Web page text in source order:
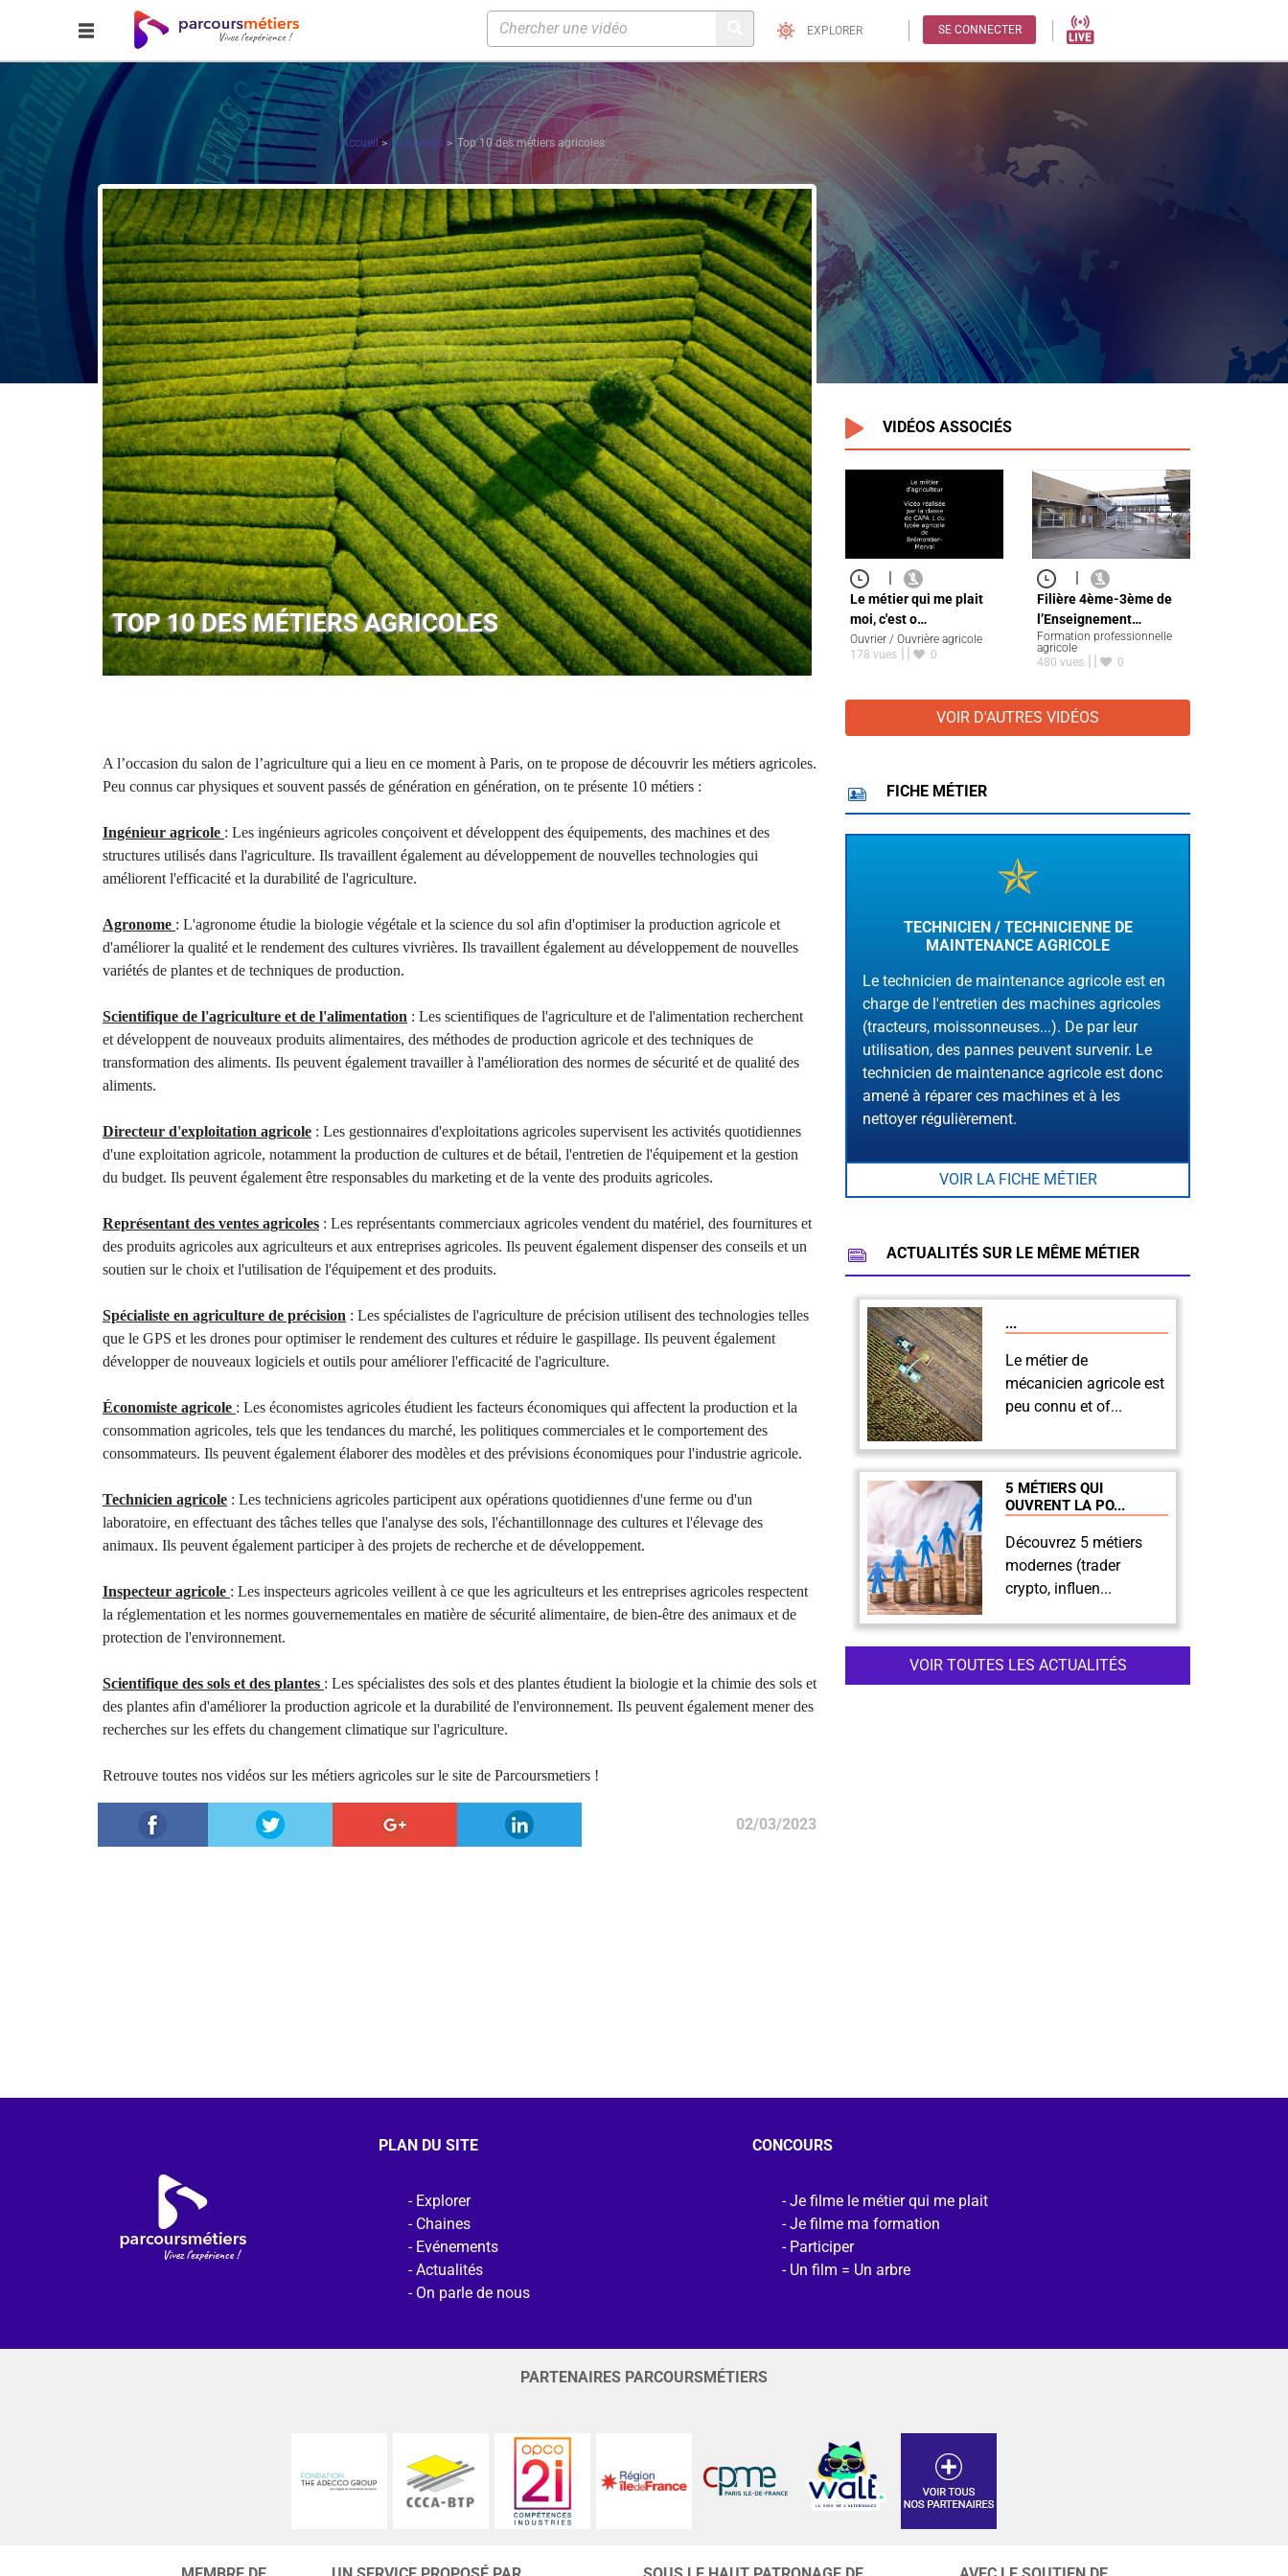
EXPLORER SE CONNECTER
Accueil Actualités Top 10 des métiers agricoles
TOP 10 DES MÉTIERS AGRICOLES
A l’occasion du salon de l’agriculture qui a lieu en ce moment à Paris, on te propose de découvrir les métiers agricoles.
Peu connus car physiques et souvent passés de génération en génération, on te présente 10 métiers :
Ingénieur agricole : Les ingénieurs agricoles conçoivent et développent des équipements, des machines et des
structures utilisés dans l'agriculture. Ils travaillent également au développement de nouvelles technologies qui
améliorent l'efficacité et la durabilité de l'agriculture.
Agronome : L'agronome étudie la biologie végétale et la science du sol afin d'optimiser la production agricole et
d'améliorer la qualité et le rendement des cultures vivrières. Ils travaillent également au développement de nouvelles
variétés de plantes et de techniques de production.
Scientifique de l'agriculture et de l'alimentation : Les scientifiques de l'agriculture et de l'alimentation recherchent
et développent de nouveaux produits alimentaires, des méthodes de production agricole et des techniques de
transformation des aliments. Ils peuvent également travailler à l'amélioration des normes de sécurité et de qualité des
aliments.
Directeur d'exploitation agricole : Les gestionnaires d'exploitations agricoles supervisent les activités quotidiennes
d'une exploitation agricole, notamment la production de cultures et de bétail, l'entretien de l'équipement et la gestion
du budget. Ils peuvent également être responsables du marketing et de la vente des produits agricoles.
Représentant des ventes agricoles : Les représentants commerciaux agricoles vendent du matériel, des fournitures et
des produits agricoles aux agriculteurs et aux entreprises agricoles. Ils peuvent également dispenser des conseils et un
soutien sur le choix et l'utilisation de l'équipement et des produits.
Spécialiste en agriculture de précision : Les spécialistes de l'agriculture de précision utilisent des technologies telles
que le GPS et les drones pour optimiser le rendement des cultures et réduire le gaspillage. Ils peuvent également
développer de nouveaux logiciels et outils pour améliorer l'efficacité de l'agriculture.
Économiste agricole : Les économistes agricoles étudient les facteurs économiques qui affectent la production et la
consommation agricoles, tels que les tendances du marché, les politiques commerciales et le comportement des
consommateurs. Ils peuvent également élaborer des modèles et des prévisions économiques pour l'industrie agricole.
Technicien agricole : Les techniciens agricoles participent aux opérations quotidiennes d'une ferme ou d'un
laboratoire, en effectuant des tâches telles que l'analyse des sols, l'échantillonnage des cultures et l'élevage des
animaux. Ils peuvent également participer à des projets de recherche et de développement.
Inspecteur agricole : Les inspecteurs agricoles veillent à ce que les agriculteurs et les entreprises agricoles respectent
la réglementation et les normes gouvernementales en matière de sécurité alimentaire, de bien-être des animaux et de
protection de l'environnement.
Scientifique des sols et des plantes : Les spécialistes des sols et des plantes étudient la biologie et la chimie des sols et
des plantes afin d'améliorer la production agricole et la durabilité de l'environnement. Ils peuvent également mener des
recherches sur les effets du changement climatique sur l'agriculture.
Retrouve toutes nos vidéos sur les métiers agricoles sur le site de Parcoursmetiers !
02/03/2023
VIDÉOS ASSOCIÉS
|
Le métier qui me plait
moi, c'est o…
Ouvrier / Ouvrière agricole
178 vues
0
|
Filière 4ème-3ème de
l’Enseignement…
Formation professionnelle
agricole
480 vues
0
VOIR D'AUTRES VIDÉOS
FICHE MÉTIER
TECHNICIEN / TECHNICIENNE DE
MAINTENANCE AGRICOLE
Le technicien de maintenance agricole est en
charge de l'entretien des machines agricoles
(tracteurs, moissonneuses...). De par leur
utilisation, des pannes peuvent survenir. Le
technicien de maintenance agricole est donc
amené à réparer ces machines et à les
nettoyer régulièrement.
VOIR LA FICHE MÉTIER
ACTUALITÉS SUR LE MÊME MÉTIER
...
Le métier de
mécanicien agricole est
peu connu et of...
5 MÉTIERS QUI
OUVRENT LA PO...
Découvrez 5 métiers
modernes (trader
crypto, influen...
VOIR TOUTES LES ACTUALITÉS
PLAN DU SITE
Explorer
Chaines
Evénements
Actualités
On parle de nous
CONCOURS
Je filme le métier qui me plait
Je filme ma formation
Participer
Un film = Un arbre
PARTENAIRES PARCOURSMÉTIERS